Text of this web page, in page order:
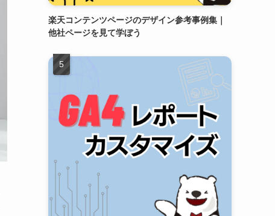
楽天コンテンツページのデザイン参考事例集｜
他社ページを見て学ぼう